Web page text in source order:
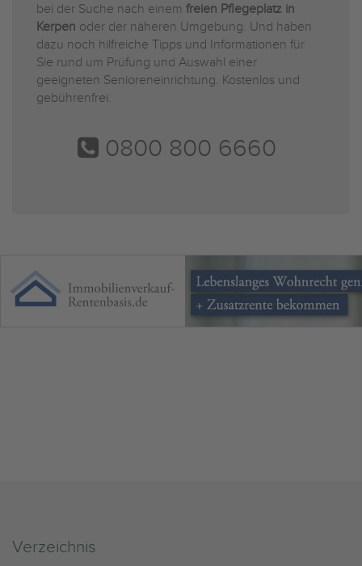
bei der Suche nach einem freien Pflegeplatz in
Kerpen oder der näheren Umgebung. Und haben
dazu noch hilfreiche Tipps und Informationen für
Sie rund um Prüfung und Auswahl einer
geeigneten Senioreneinrichtung. Kostenlos und
gebührenfrei.
0800 800 6660
Verzeichnis